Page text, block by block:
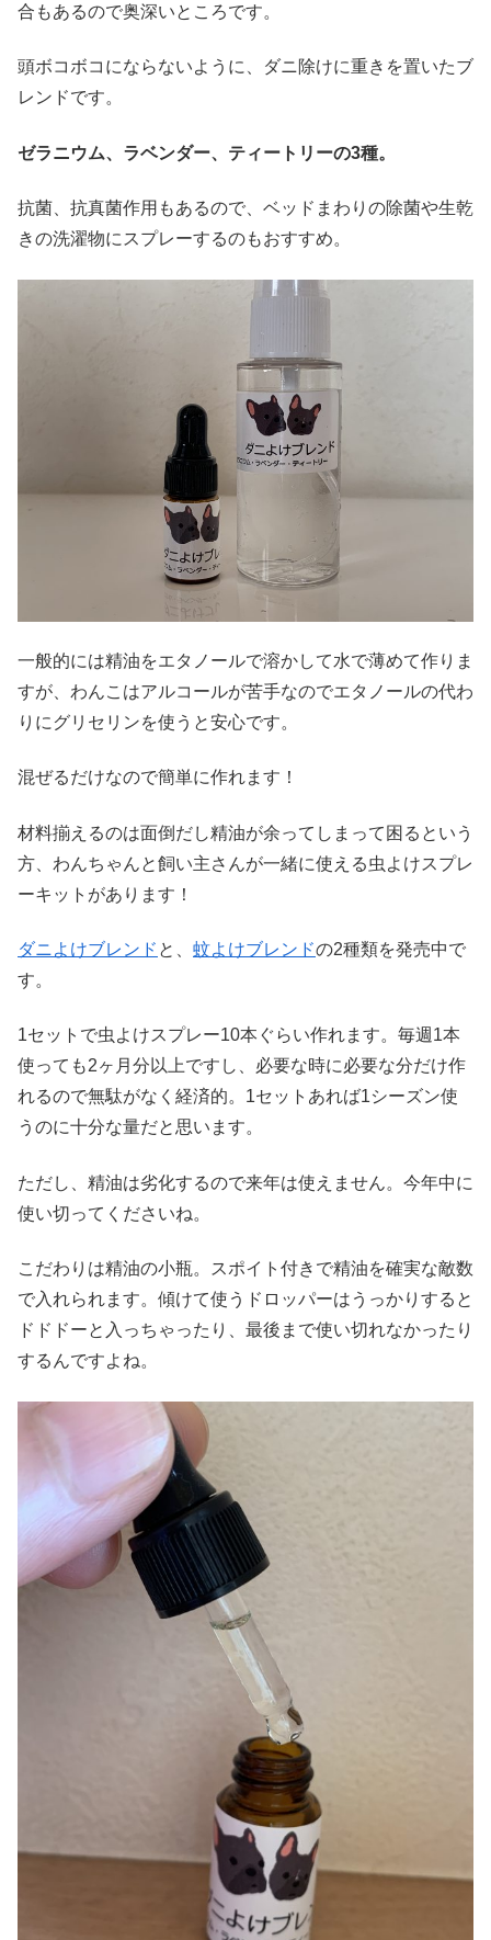
合もあるので奥深いところです。
頭ボコボコにならないように、ダニ除けに重きを置いたブ
レンドです。
ゼラニウム、ラベンダー、ティートリーの3種。
抗菌、抗真菌作用もあるので、ベッドまわりの除菌や生乾
きの洗濯物にスプレーするのもおすすめ。
一般的には精油をエタノールで溶かして水で薄めて作りま
すが、わんこはアルコールが苦手なのでエタノールの代わ
りにグリセリンを使うと安心です。
混ぜるだけなので簡単に作れます！
材料揃えるのは面倒だし精油が余ってしまって困るという
方、わんちゃんと飼い主さんが一緒に使える虫よけスプレ
ーキットがあります！
ダニよけブレンド と、 蚊よけブレンドの2種類を発売中で
す。
1セットで虫よけスプレー10本ぐらい作れます。毎週1本
使っても2ヶ月分以上ですし、必要な時に必要な分だけ作
れるので無駄がなく経済的。1セットあれば1シーズン使
うのに十分な量だと思います。
ただし、精油は劣化するので来年は使えません。今年中に
使い切ってくださいね。
こだわりは精油の小瓶。スポイト付きで精油を確実な敵数
で入れられます。傾けて使うドロッパーはうっかりすると
ドドドーと入っちゃったり、最後まで使い切れなかったり
するんですよね。